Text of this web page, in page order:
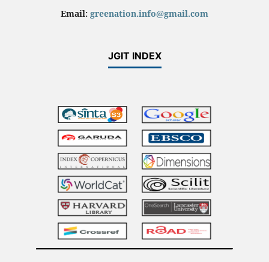
Email: greenation.info@gmail.com
JGIT INDEX